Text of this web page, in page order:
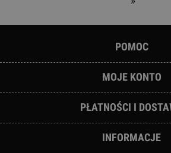
POMOC
MOJE KONTO
PŁATNOŚCI I
INFORMACJE